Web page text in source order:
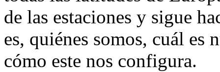
de las estaciones y sigue
es, quiénes somos, cuál es
cómo este nos configura.